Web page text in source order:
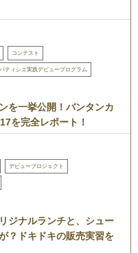
コンテスト
パティシエ実践デビュープログラム
を一挙公開！バンタンカ
を完全レポート！
デビュープロジェクト
ジナルランチと、シュー
？ドキドキの販売実習を